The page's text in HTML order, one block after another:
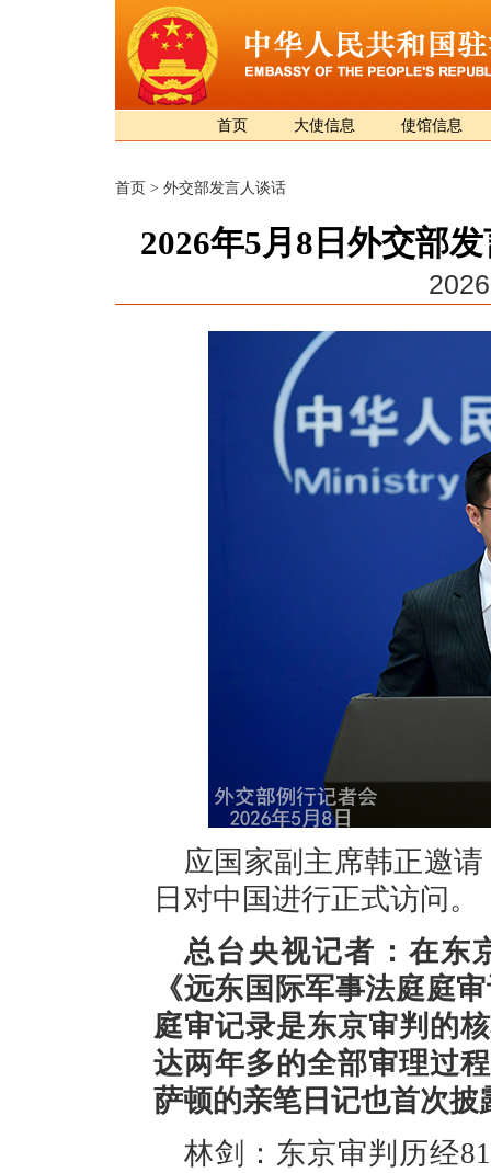
首页 大使信息 使馆信息
首页 > 外交部发言人谈话
2026年5月8日外交部
应国家副主席韩正邀
日对中国进行正式访问。
总台央视记者：在东
《远东国际军事法庭庭
庭审记录是东京审判的
达两年多的全部审理过
萨顿的亲笔日记也首次
林剑：东京审判历经